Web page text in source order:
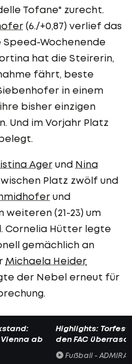
Tofane" zurecht.
(6./+0,87) verlief das
Wochenende
hat die Steirerin,
fährt, beste
in einem
bisher einzigen
Und im Vorjahr Platz
Ager und Nina
Platz zwölf und
und
weiteren (21-23) um
Cornelia Hütter legte
gemächlich an
Michaela Heider
der Nebel erneut für
ab
Highlights:
den FAC
Fußball -